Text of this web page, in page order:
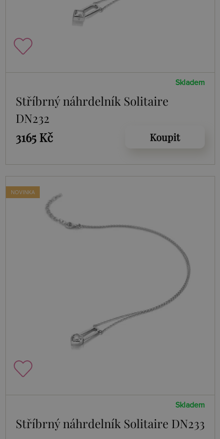
Skladem
Stříbrný náhrdelník Solitaire
DN232
3165 Kč
Koupit
NOVINKA
Skladem
Stříbrný náhrdelník Solitaire DN233